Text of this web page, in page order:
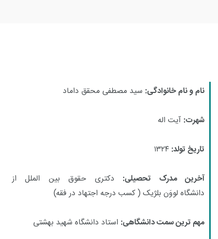
نام و نام خانوادگی: سید مصطفی محقق داماد
شهرت: آیت اله
تاریخ تولد:
آخرین مدرک تحصیلی: دکتری حقوق بین الملل از
دانشگاه لووَن بلژیک ( کسب درجه اجتهاد در فقه)
مهم ترین سمت دانشگاهی: استاد دانشگاه شهید بهشتی